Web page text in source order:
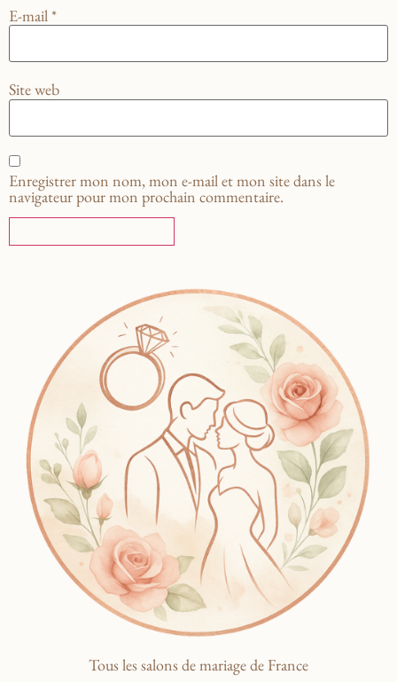
E-mail*
Site web
Enregistrer mon nom, mon e-mail et mon site dans le
navigateur pour mon prochain commentaire.
Tous les salons de mariage de France